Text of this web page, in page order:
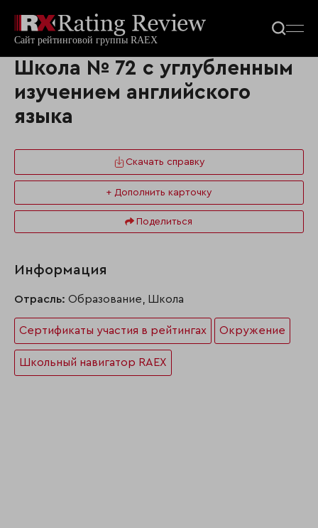
Школа № 72 с углубленным
изучением английского
языка
Скачать справку
+ Дополнить карточку
Поделиться
Информация
Отрасль: Образование, Школа
Сертификаты участия в рейтингах Окружение
Школьный навигатор RAEX